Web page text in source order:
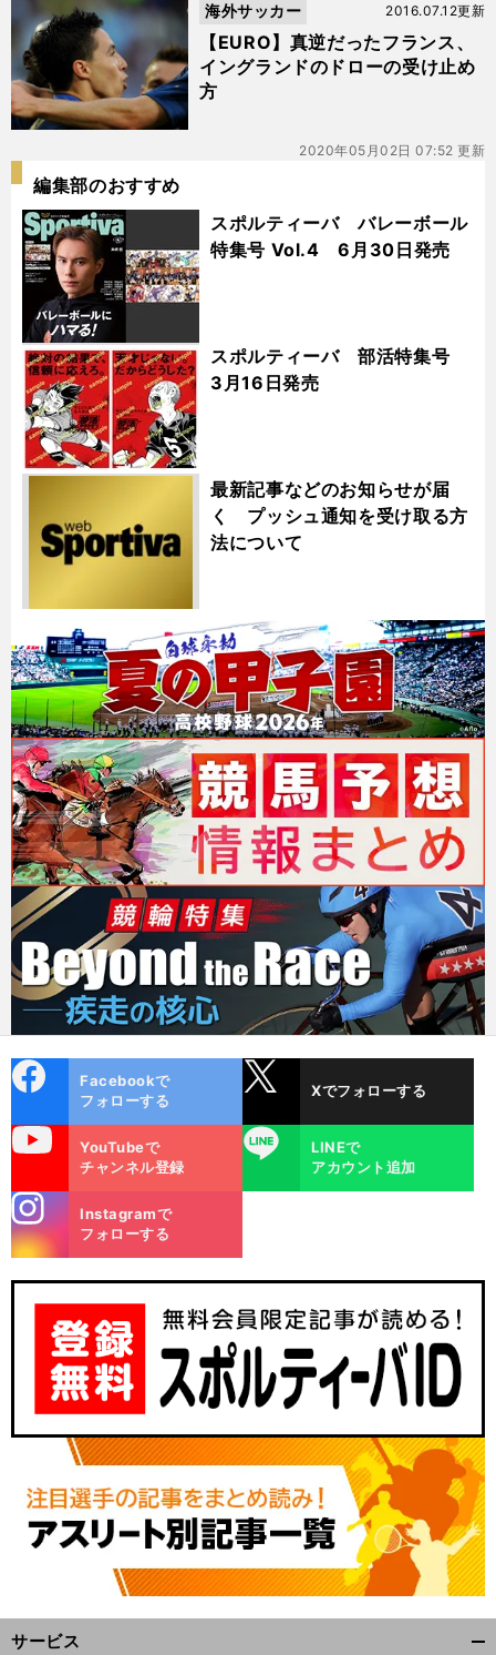
【EURO】真逆だったフランス、
イングランドのドローの受け止め
方
2016.07.12更新
海外サッカー
2020年05月02日 07:52 更新
編集部のおすすめ
スポルティーバ バレーボール
特集号 Vol.4 6月30日発売
スポルティーバ 部活特集号
3月16日発売
最新記事などのお知らせが届
く プッシュ通知を受け取る方
法について
ok
Facebookで
フォローする
Xでフォローする
YouTubeで
チャンネル登録
LINE
LINEで
アカウント追加
m
Instagramで
フォローする
サービス